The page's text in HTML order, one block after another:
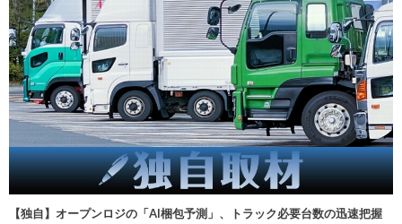
【独自】オープンロジの「AI梱包予測」、トラック必要台数の迅速把握